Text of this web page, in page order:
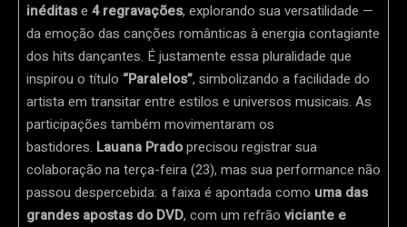
inéditase 4 regravações, explorando sua versatilidade —
da emoção das canções românticas à energia contagiante
dos hits dançantes. É justamente essa pluralidade que
inspirou o título “Paralelos”, simbolizando a facilidade do
artista em transitar entre estilos e universos musicais. As
participações também movimentaram os
bastidores. Lauana Pradoprecisou registrar sua
colaboração na terça-feira (23), mas sua performance não
passou despercebida: a faixa é apontada como uma das
grandes apostas do DVD, com um refrão viciante e